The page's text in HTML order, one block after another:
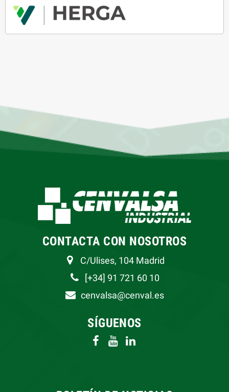
CONTACTA CON NOSOTROS
C/Ulises, 104 Madrid
[+34] 91 721 60 10
cenvalsa@cenval.es
SÍGUENOS